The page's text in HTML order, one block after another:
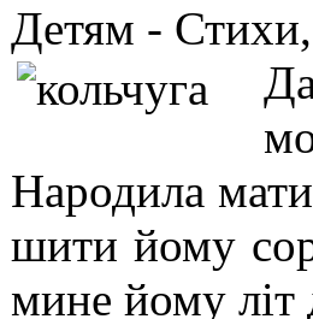
Детям -
Народила
шити йому
мине йому літ